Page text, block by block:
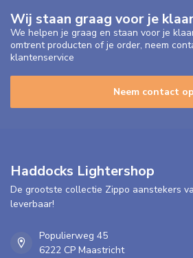
Wij staan graag voor je
We helpen je graag en staan voor je
omtrent producten of je order, neem
klantenservice
Neem contact op
Haddocks Lightershop
De grootste collectie Zippo aanstekers
leverbaar!
Populierweg 45
6222 CP Maastricht